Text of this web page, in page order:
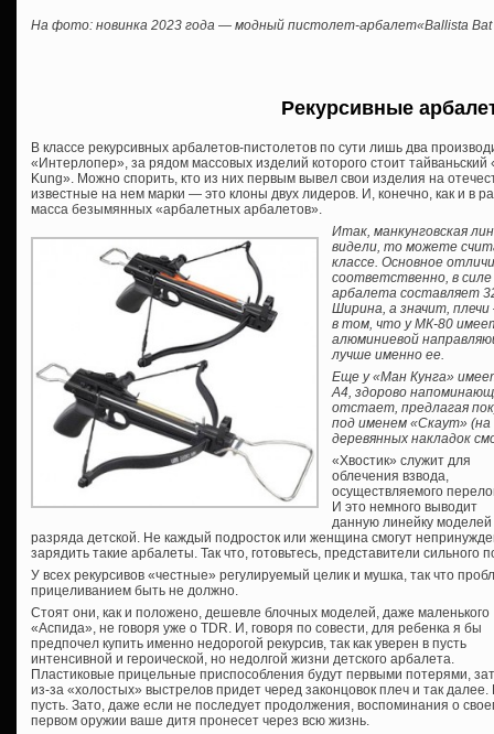
На фото: новинка 2023 года — модный пистолет-арбалет«Ballista Bat
Рекурсивные
В классе рекурсивных арбалетов-пистолетов по сути лишь два
«Интерлопер», за рядом массовых изделий которого стоит
Kung». Можно спорить, кто из них первым вывел свои изделия на
известные на нем марки — это клоны двух лидеров. И, конечно, как и в
масса безымянных «арбалетных арбалетов».
Итак, манкунговская
видели, то можете
классе. Основное
соответственно, в
арбалета составляет
Ширина, а значит,
в том, что у МК-80
алюминиевой
лучше именно ее.
Еще у «Ман Кунга»
А4, здорово
отстает, предлагая
под именем «Скаут»
деревянных накладок
«Хвостик» служит для
облечения взвода,
осуществляемого
И это немного выводит
данную линейку моделей
разряда детской. Не каждый подросток или женщина смогут
зарядить такие арбалеты. Так что, готовьтесь, представители сильного
У всех рекурсивов «честные» регулируемый целик и мушка, так что
прицеливанием быть не должно.
Стоят они, как и положено, дешевле блочных моделей, даже маленького
«Аспида», не говоря уже о TDR. И, говоря по совести, для ребенка я бы
предпочел купить именно недорогой рекурсив, так как уверен в пусть
интенсивной и героической, но недолгой жизни детского арбалета.
Пластиковые прицельные приспособления будут первыми потерями,
из-за «холостых» выстрелов придет черед законцовок плеч и так далее.
пусть. Зато, даже если не последует продолжения, воспоминания о
первом оружии ваше дитя пронесет через всю жизнь.